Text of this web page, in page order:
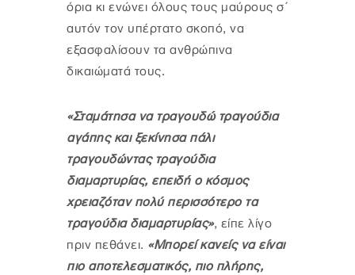
όρια κι ενώνει όλους τους μαύρους σ΄
αυτόν τον υπέρτατο σκοπό, να
εξασφαλίσουν τα ανθρώπινα
δικαιώματά τους.
«Σταμάτησα να τραγουδώ τραγούδια
αγάπης και ξεκίνησα πάλι
τραγουδώντας τραγούδια
διαμαρτυρίας, επειδή ο κόσμος
χρειαζόταν πολύ περισσότερο τα
τραγούδια διαμαρτυρίας», είπε λίγο
πριν πεθάνει. «Μπορεί κανείς να είναι
πιο αποτελεσματικός, πιο πλήρης,